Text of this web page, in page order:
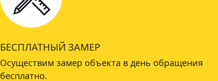
БЕСПЛАТНЫЙ ЗАМЕР
Осуществим замер объекта в день обращения
бесплатно.